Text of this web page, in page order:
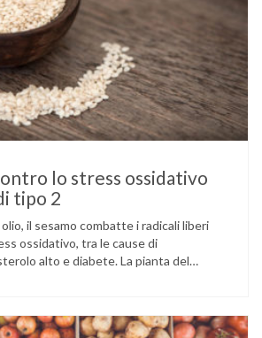
lo stress ossidativo
tipo 2
il sesamo combatte i radicali liberi
ossidativo, tra le cause di
alto e diabete. La pianta del
di numerosi piatti, ma …